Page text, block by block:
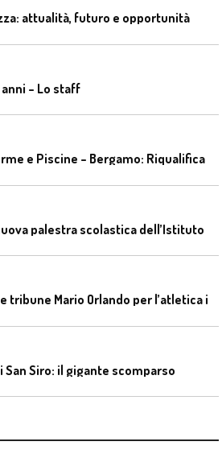
attualità, futuro e opportunità
anni – Lo staff
San Siro: il gigante scomparso